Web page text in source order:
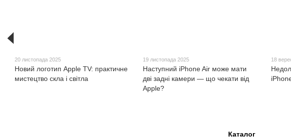
20 листопада 2025
Новий логотип Apple TV: практичне
мистецтво скла і світла
19 листопада 2025
Наступний iPhone Air може мати
дві задні камери — що чекати від
Apple?
18
Каталог